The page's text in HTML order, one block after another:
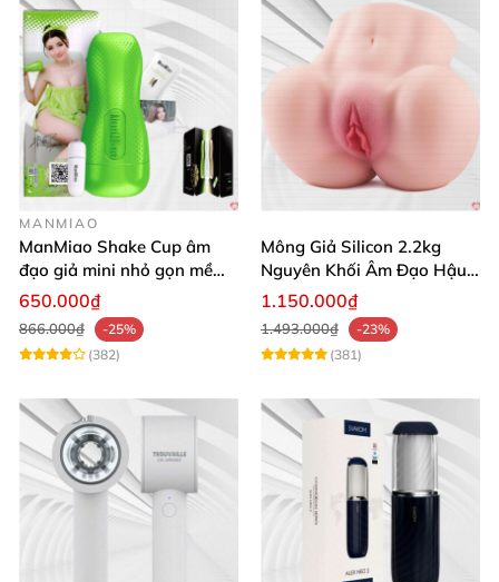
MANMIAO
ManMiao Shake Cup âm
đạo giả mini nhỏ gọn mềm
mịn
650.000₫
866.000₫
-25%
(382)
Mông Giả Silicon 2.2kg
Nguyên Khối Âm Đạo Hậu
Môn Siêu Thật
1.150.000₫
1.493.000₫
-23%
(381)